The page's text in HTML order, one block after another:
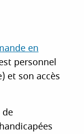
en
personnel
et son accès
de